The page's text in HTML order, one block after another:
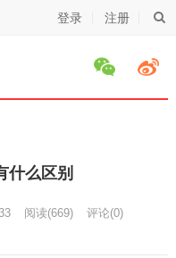
登录 注册
什么区别
阅读(669) 评论(0)